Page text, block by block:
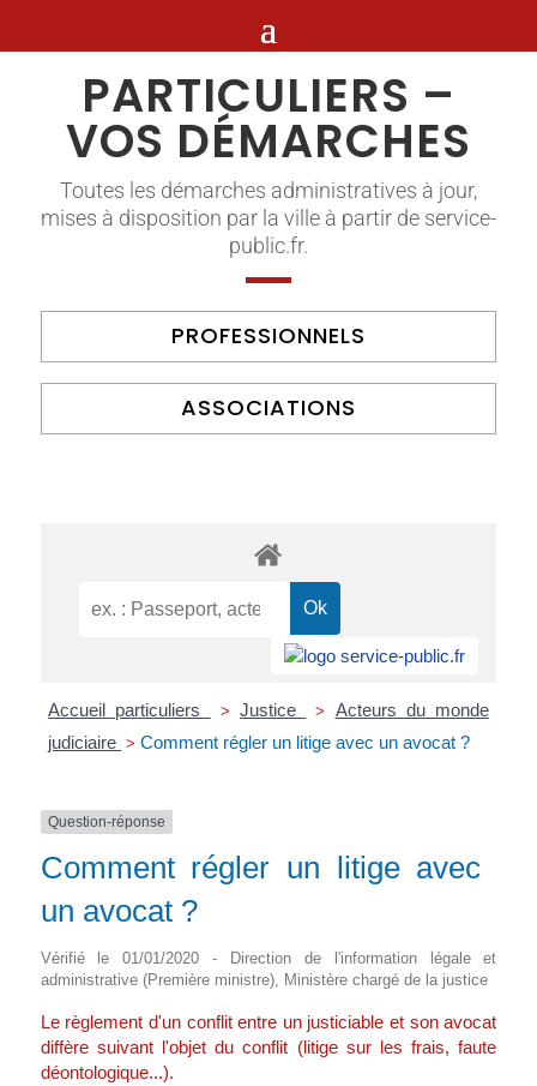
PARTICULIERS –
VOS DÉMARCHES
Toutes les démarches administratives à jour,
mises à disposition par la ville à partir de service-
public.fr.
PROFESSIONNELS
ASSOCIATIONS
Accueil particuliers > Justice >
Acteurs du monde
judiciaire > Comment régler un litige avec un avocat ?
Question-réponse
Comment régler un litige avec
un avocat ?
Vérifié le 01/01/2020 - Direction de l'information légale et
administrative (Première ministre), Ministère chargé de la justice
Le règlement d'un conflit entre un justiciable et son avocat
diffère suivant l'objet du conflit (litige sur les frais, faute
déontologique...).